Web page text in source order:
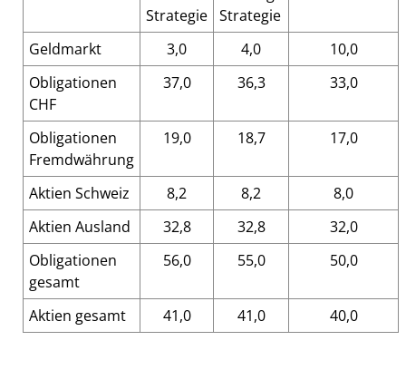
Strategie Strategie
Geldmarkt 3,0 4,0
10,0
Obligationen
CHF
37,0 36,3 33,0
Obligationen
Fremdwährung
19,0 18,7 17,0
Aktien Schweiz 8,2 8,2
8,0
Aktien Ausland
32,8 32,8
32,0
Obligationen
gesamt
56,0 55,0 50,0
Aktien gesamt 41,0 41,0 40,0